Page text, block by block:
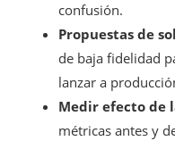
confusión.
Propuestas de
de baja fidelidad
lanzar a
Medir efecto de
métricas antes y